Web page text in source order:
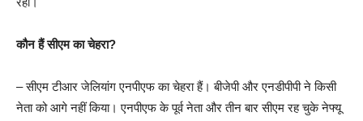
कौन हैं सीएम का चेहरा?
– सीएम टीआर जेलियांग एनपीएफ का चेहरा हैं। बीजेपी और एनडीपीपी ने किसी
नेता को आगे नहीं किया। एनपीएफ के पूर्व नेता और तीन बार सीएम रह चुके नेफ्यू